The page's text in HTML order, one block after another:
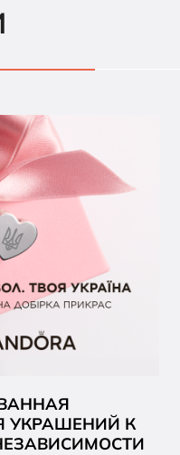
УКРАШЕНИЙ К